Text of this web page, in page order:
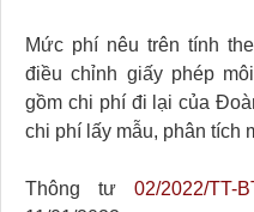
Mức phí nêu trên tính
điều chỉnh giấy phép
gồm chi phí đi lại của
chi phí lấy mẫu, phân tích
Thông tư 02/2022/TT-